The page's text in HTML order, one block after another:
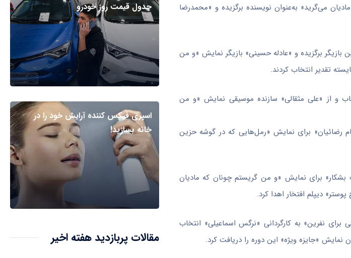
می‌گرید» به‌عنوان نویسنده برگزیده و «محمدرضا
برگزیده و «عادله حسینی» بازیگر نمایش «و من
تقدیر انتخاب کردند.
و از «علی مثقالی» سازنده موسیقی نمایش «و من
رضائیان» برای نمایش «رمل‌هایی که در گوشهحزین
برای نمایش «و من گریستم چونان که مادیان
دیپلم افتخار اهدا کرد.
نفرین» به کارگردانی «نرگس اسماعیلی» انتخاب
«جایزه ویژه» این دوره را دریافت کرد.
جدول قیمت روز خودرو
اسپری فیکس کننده آرایش خود را در
خانه بسازید!
مقالات پربازدید هفته اخیر